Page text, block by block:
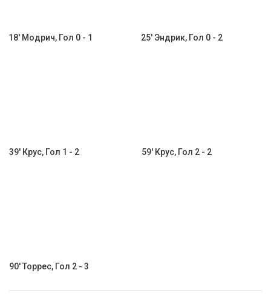
18' Модрич, Гол 0 - 1 25' Эндрик, Гол 0 - 2
39' Крус, Гол 1 - 2 59' Крус, Гол 2 - 2
90' Торрес, Гол 2 - 3